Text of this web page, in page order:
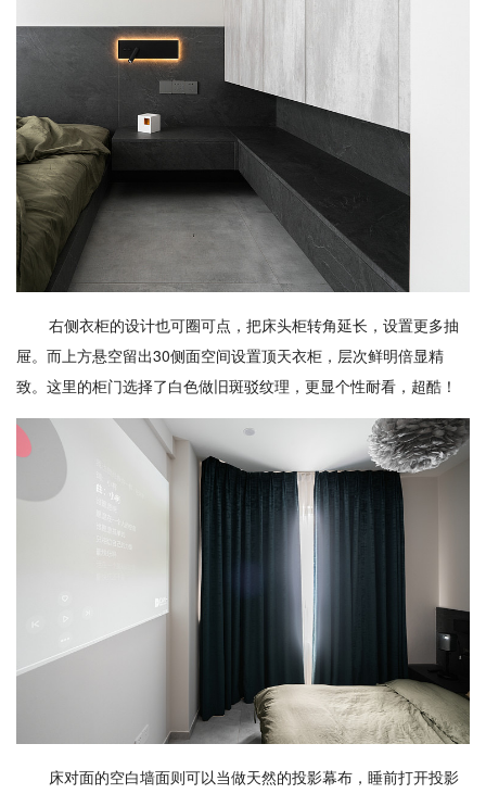
右侧衣柜的设计也可圈可点，把床头柜转角延长，设置更多抽
屉。而上方悬空留出30侧面空间设置顶天衣柜，层次鲜明倍显精
致。这里的柜门选择了白色做旧斑驳纹理，更显个性耐看，超酷！
床对面的空白墙面则可以当做天然的投影幕布，睡前打开投影